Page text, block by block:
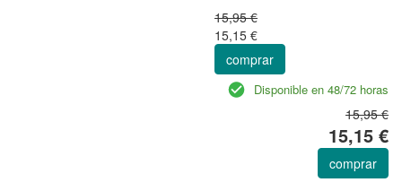
15,95 €
15,15 €
comprar
Disponible en 48/72 horas
15,95 €
15,15 €
comprar